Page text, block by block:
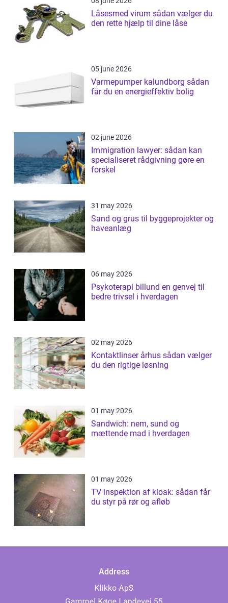
Låsesmed virum sådan vælger du
den rette hjælp til dine låse
05 june 2026
Varmepumper kalundborg sådan
får du en energieffektiv bolig
02 june 2026
Immigration lawyer: sådan kan
specialiseret rådgivning gøre en
forskel
31 may 2026
Sand og grus til byggeprojekter og
haveanlæg
06 may 2026
Psykoterapi billund en genvej til
bedre trivsel i hverdagen
02 may 2026
Kontaktlinser århus sådan vælger
du den rigtige løsning
01 may 2026
Sandwich: nem, sund og
mættende mad i hverdagen
01 may 2026
TV inspektion af kloak: sådan får
du styr på rør og afløb
Address